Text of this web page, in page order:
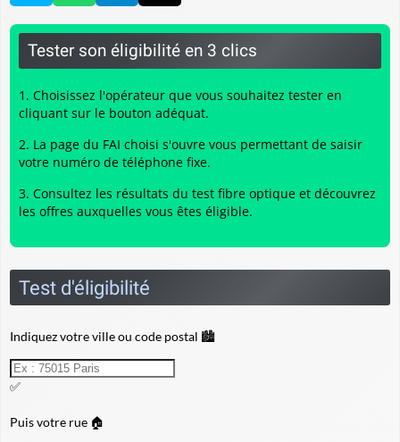
Tester son éligibilité en 3 clics
Choisissez l'opérateur que vous souhaitez tester en
cliquant sur le bouton adéquat.
La page du FAI choisi s'ouvre vous permettant de saisir
votre numéro de téléphone fixe.
Consultez les résultats du test fibre optique et découvrez
les offres auxquelles vous êtes éligible.
Test d'éligibilité
Indiquez votre ville ou code postal 🏙️
✅
Puis votre rue 🏠